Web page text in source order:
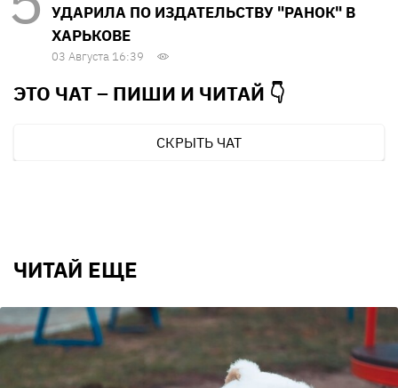
УДАРИЛА ПО ИЗДАТЕЛЬСТВУ "РАНОК" В
ХАРЬКОВЕ
03 Августа 16:39
ЭТО ЧАТ – ПИШИ И ЧИТАЙ 👇
СКРЫТЬ ЧАТ
ЧИТАЙ ЕЩЕ